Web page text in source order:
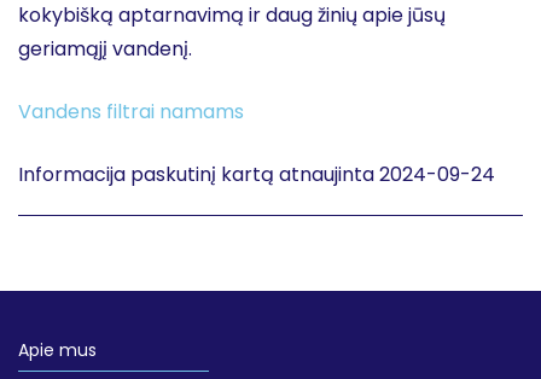
kokybišką aptarnavimą ir daug žinių apie jūsų
geriamąjį vandenį.
Vandens filtrai namams
Informacija paskutinį kartą atnaujinta 2024-09-24
Apie mus